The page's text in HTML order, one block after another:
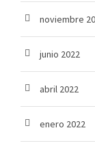
noviembre
junio 2022
abril 2022
enero 2022